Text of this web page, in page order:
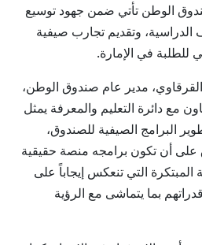
الوطن تأتي ضمن جهود توسيع
وتقديم تجارب صيفية
للطلبة في الإمارة.
مدير عام صندوق الوطن،
مع دائرة التعليم والمعرفة يمثل
البرامج الصيفية للصندوق،
أن تكون برامجه منصة حقيقية
المبتكرة التي تنعكس إيجاباً على
بما يتماشى مع الرؤية